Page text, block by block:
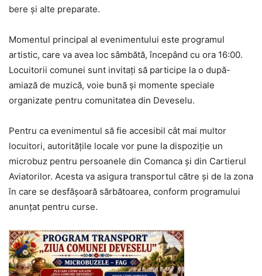
bere și alte preparate.
Momentul principal al evenimentului este programul
artistic, care va avea loc sâmbătă, începând cu ora 16:00.
Locuitorii comunei sunt invitați să participe la o după-
amiază de muzică, voie bună și momente speciale
organizate pentru comunitatea din Deveselu.
Pentru ca evenimentul să fie accesibil cât mai multor
locuitori, autoritățile locale vor pune la dispoziție un
microbuz pentru persoanele din Comanca și din Cartierul
Aviatorilor. Acesta va asigura transportul către și de la zona
în care se desfășoară sărbătoarea, conform programului
anunțat pentru curse.